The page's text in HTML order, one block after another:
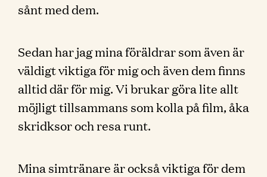
sånt med dem.
Sedan har jag mina föräldrar som även är
väldigt viktiga för mig och även dem finns
alltid där för mig. Vi brukar göra lite allt
möjligt tillsammans som kolla på film, åka
skridksor och resa runt.
Mina simtränare är också viktiga för dem